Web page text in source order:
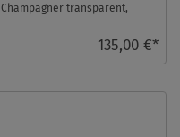
Champagner transparent,
135,00 €*